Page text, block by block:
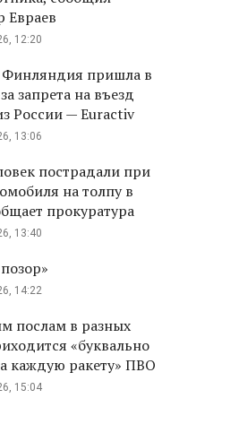
Евраев
12:20
Финляндия пришла в
запрета на въезд
России — Euractiv
13:06
пострадали при
на толпу в
прокуратура
13:40
14:22
послам в разных
«буквально
каждую ракету» ПВО
15:04